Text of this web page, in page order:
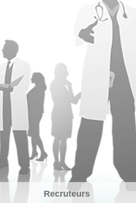
Recruteurs